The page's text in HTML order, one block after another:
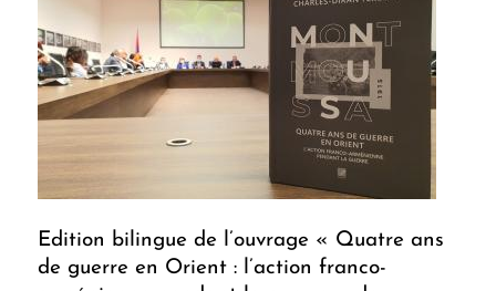
Edition bilingue de l’ouvrage « Quatre ans
de guerre en Orient : l’action franco-